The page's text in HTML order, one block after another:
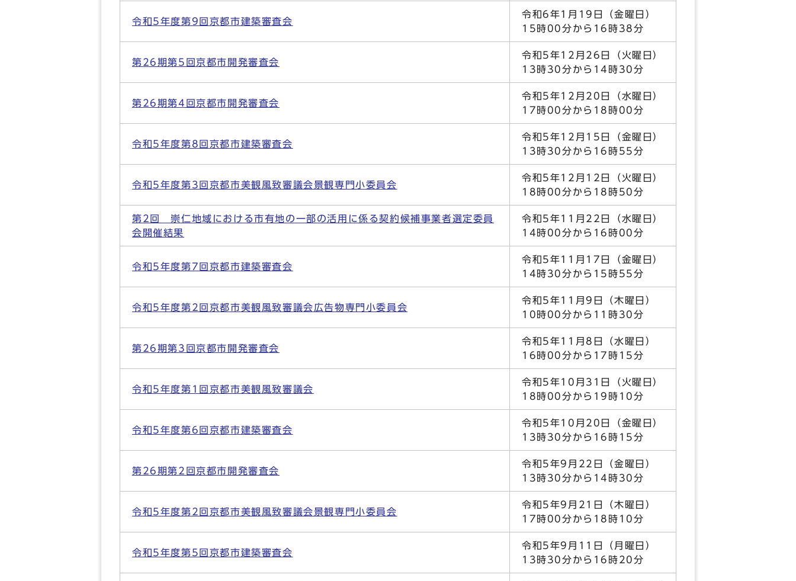
令和5年度第9回京都市建築審査会
令和6年1月19日（金曜日）
15時00分から16時38分
第26期第5回京都市開発審査会
令和5年12月26日（火曜日）
13時30分から14時30分
第26期第4回京都市開発審査会
令和5年12月20日（水曜日）
17時00分から18時00分
令和5年度第8回京都市建築審査会
令和5年12月15日（金曜日）
13時30分から16時55分
令和5年度第3回京都市美観風致審議会景観専門小委員会
令和5年12月12日（火曜日）
18時00分から18時50分
第2回 崇仁地域における市有地の一部の活用に係る契約候補事業者選定委員
会開催結果
令和5年11月22日（水曜日）
14時00分から16時00分
令和5年度第7回京都市建築審査会
令和5年11月17日（金曜日）
14時30分から15時55分
令和5年度第2回京都市美観風致審議会広告物専門小委員会
令和5年11月9日（木曜日）
10時00分から11時30分
第26期第3回京都市開発審査会
令和5年11月8日（水曜日）
16時00分から17時15分
令和5年度第1回京都市美観風致審議会
令和5年10月31日（火曜日）
18時00分から19時10分
令和5年度第6回京都市建築審査会
令和5年10月20日（金曜日）
13時30分から16時15分
第26期第2回京都市開発審査会
令和5年9月22日（金曜日）
13時30分から14時30分
令和5年度第2回京都市美観風致審議会景観専門小委員会
令和5年9月21日（木曜日）
17時00分から18時10分
令和5年度第5回京都市建築審査会
令和5年9月11日（月曜日）
13時30分から16時20分